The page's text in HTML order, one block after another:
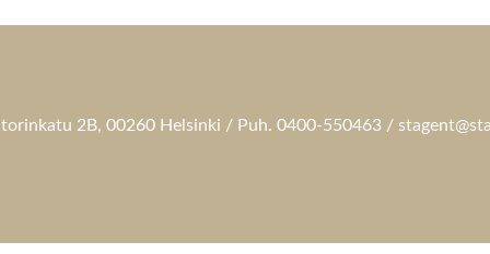
2B, 00260 Helsinki / Puh. 0400-550463 /